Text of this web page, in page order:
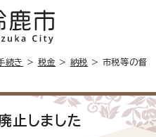
続き > 税金 > 納税
> 市税等の督
止しました